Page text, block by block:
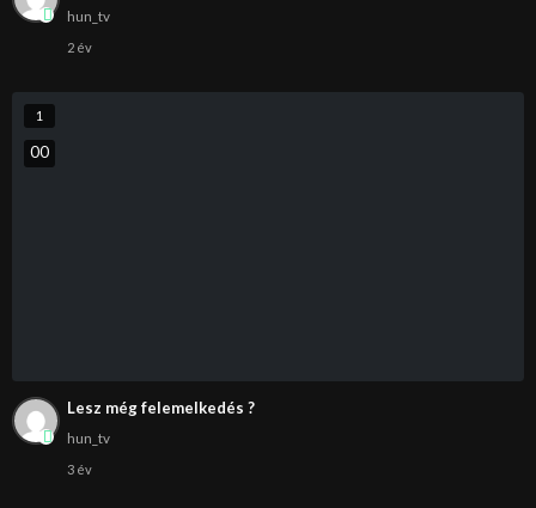
hun_tv
2 év
1
00
Lesz még felemelkedés ?
hun_tv
3 év